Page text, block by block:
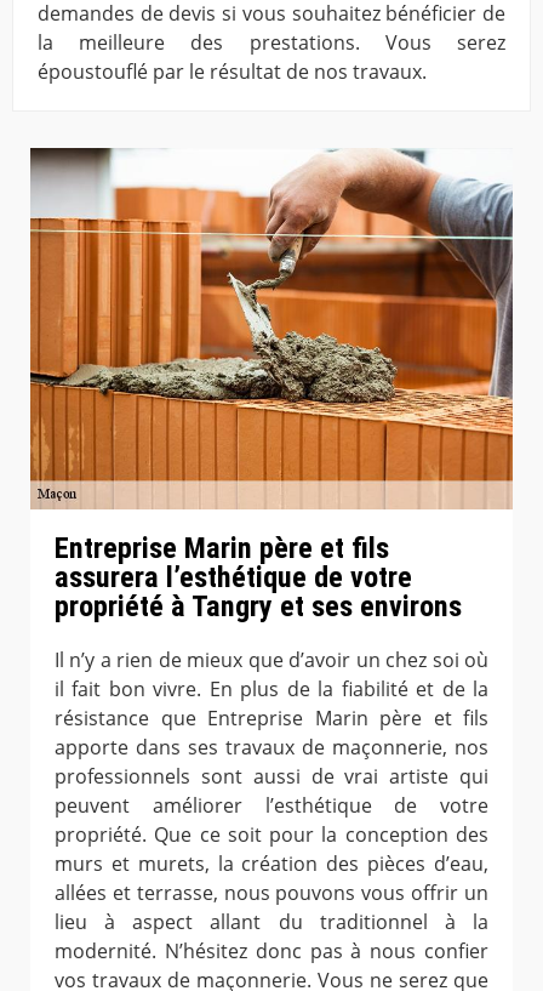
demandes de devis si vous souhaitez bénéficier de
la meilleure des prestations. Vous serez
époustouflé par le résultat de nos travaux.
Entreprise Marin père et fils
assurera l’esthétique de votre
propriété à Tangry et ses environs
Il n’y a rien de mieux que d’avoir un chez soi où
il fait bon vivre. En plus de la fiabilité et de la
résistance que Entreprise Marin père et fils
apporte dans ses travaux de maçonnerie, nos
professionnels sont aussi de vrai artiste qui
peuvent améliorer l’esthétique de votre
propriété. Que ce soit pour la conception des
murs et murets, la création des pièces d’eau,
allées et terrasse, nous pouvons vous offrir un
lieu à aspect allant du traditionnel à la
modernité. N’hésitez donc pas à nous confier
vos travaux de maçonnerie. Vous ne serez que